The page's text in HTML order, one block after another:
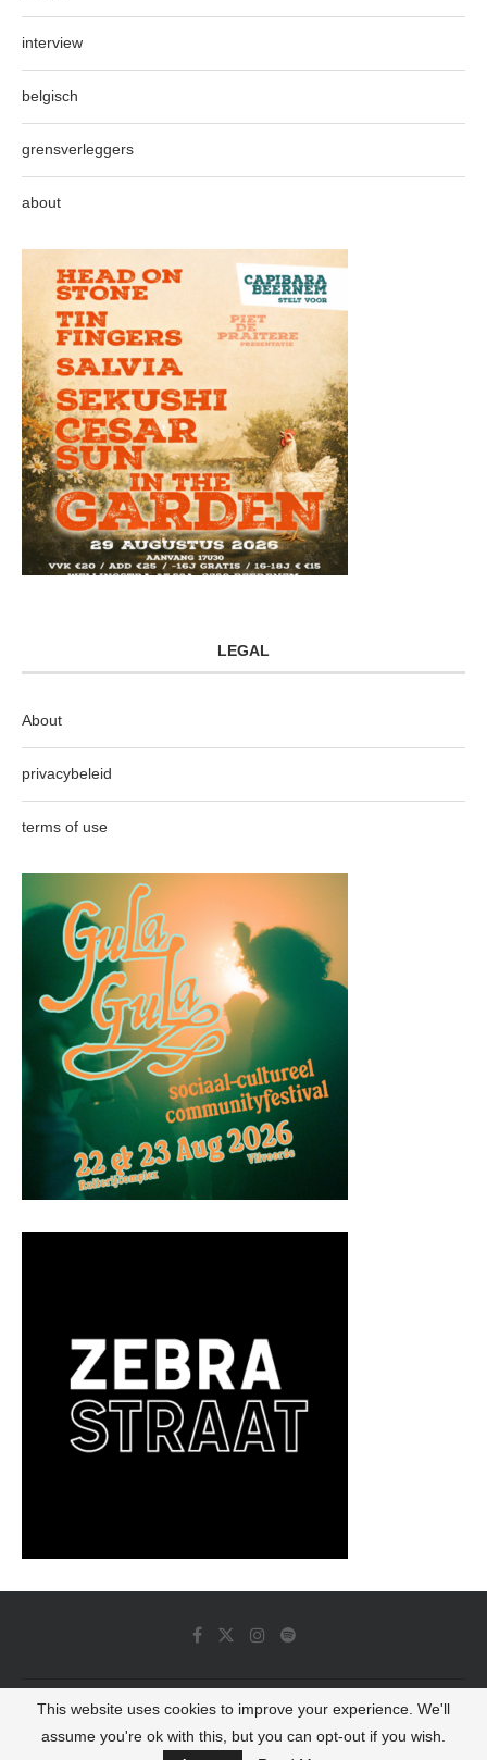
interview
belgisch
grensverleggers
about
LEGAL
About
privacybeleid
terms of use
© 2022 - Luminous Dash All Rights Reserved
This website uses cookies to improve your experience. We'll
assume you're ok with this, but you can opt-out if you wish.